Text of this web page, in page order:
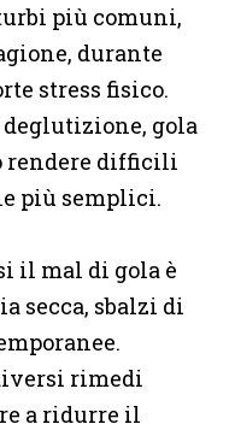
più comuni,
durante
stress fisico.
gola
rendere difficili
più semplici.
il mal di gola è
secca, sbalzi di
rimedi
a ridurre il